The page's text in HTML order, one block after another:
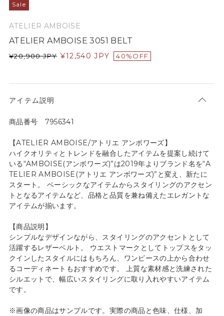
Sale
ATELIER AMBOISE
ATELIER AMBOISE 3051 BELT
¥20,900 JPY ¥12,540 JPY 40%OFF
アイテム説明
商品番号 7956341
【ATELIER AMBOISE/アトリエ アンボワーズ】
ハイクオリティとトレンドを融合したアイテムを提案し続けて
いる“AMBOISE(アンボワーズ)”は2019年よりブランド名を“A
TELIER AMBOISE(アトリエ アンボワーズ)”と変え、新たに
スタート。 ベーシックなアイテムからスタイリングのアクセン
トとなるアイテムなど、品格と品質を兼ね備えたエレガントな
アイテムが揃います。
【商品説明】
シンプルなデザインながら、スタイリングのアクセントとして
活躍するレザーベルト。 ウエストマークとしてトップスをタッ
クインしたスタイルにはもちろん、ワンピースの上から合わせ
るコーディネートもおすすめです。 上質な素材感と洗練された
シルエットで、幅広いスタイリングに取り入れやすいアイテム
です。
※画像の商品はサンプルです。実際の商品と色味、仕様、加